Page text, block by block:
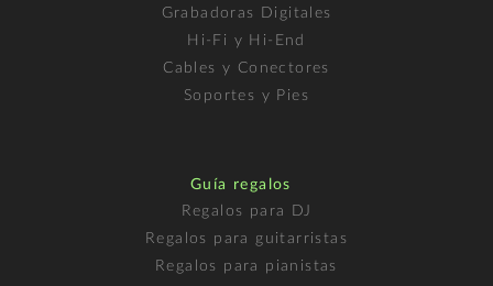
Grabadoras Digitales
Hi-Fi y Hi-End
Cables y Conectores
Soportes y Pies
Guía regalos
Regalos para DJ
Regalos para guitarristas
Regalos para pianistas